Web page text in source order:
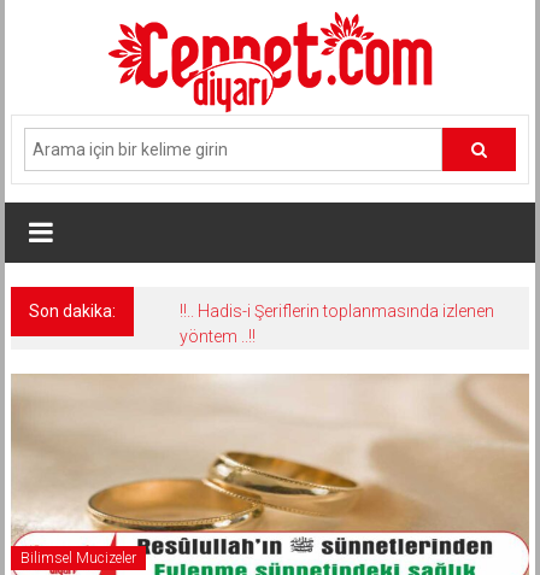
Son dakika:
!!.. Hadis-i Şeriflerin toplanmasında izlenen
yöntem ..!!
Bilimsel Mucizeler